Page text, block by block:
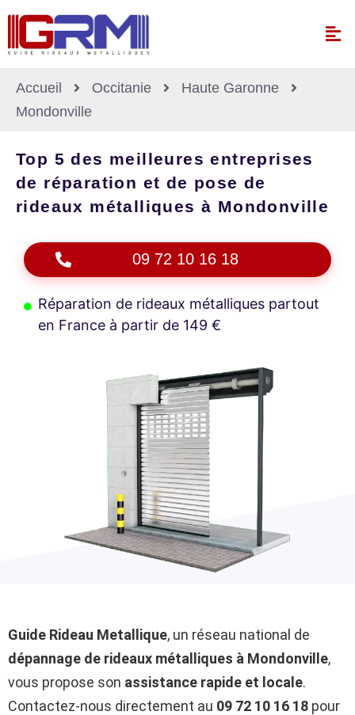
Accueil Occitanie
Haute Garonne
Mondonville
Top 5 des meilleures entreprises
de réparation et de pose de
rideaux métalliques à Mondonville
09 72 10 16 18
Réparation de rideaux métalliques partout
en France à partir de 149 €
Guide Rideau Metallique, un réseau national de
dépannage de rideaux métalliques à Mondonville,
vous propose son assistance rapide et locale.
Contactez-nous directement au 09 72 10 16 18 pour